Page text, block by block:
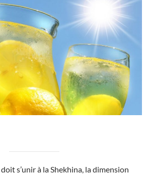
s’unir à la Shekhina, la dimension